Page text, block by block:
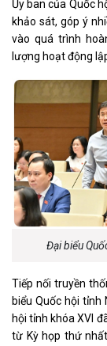
Ủy ban của Quốc
khảo sát, góp ý
vào quá trình
lượng hoạt động
Đại biểu
Tiếp nối truyền
biểu Quốc hội tỉnh
hội tỉnh khóa XVI
từ Kỳ họp thứ